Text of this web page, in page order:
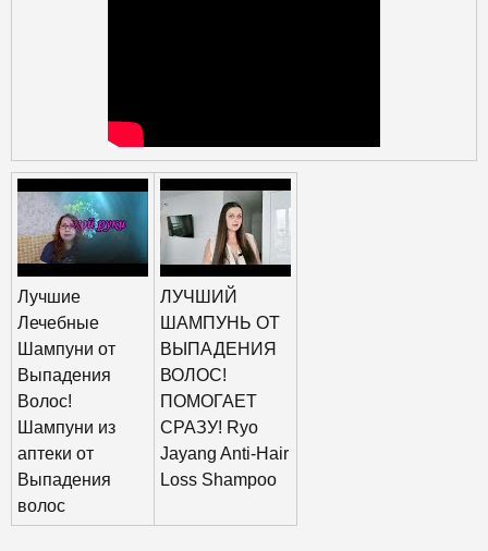
Лучшие
Лечебные
Шампуни от
Выпадения
Волос!
Шампуни из
аптеки от
Выпадения
волос
ЛУЧШИЙ
ШАМПУНЬ ОТ
ВЫПАДЕНИЯ
ВОЛОС!
ПОМОГАЕТ
СРАЗУ! Ryo
Jayang Anti-Hair
Loss Shampoo